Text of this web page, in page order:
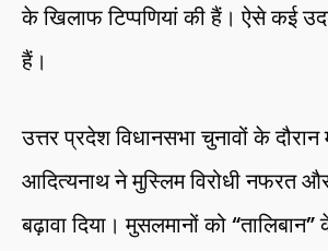
के खिलाफ टिप्पणियां की हैं। ऐसे कई
हैं।
उत्तर प्रदेश विधानसभा चुनावों के दौरान
आदित्यनाथ ने मुस्लिम विरोधी नफरत
बढ़ावा दिया। मुसलमानों को